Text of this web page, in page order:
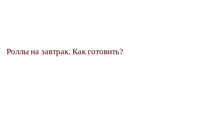
Роллы на завтрак. Как готовить?